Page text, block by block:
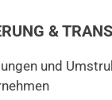
&
und